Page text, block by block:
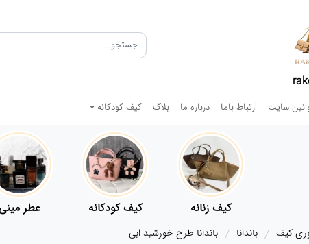
سایت ارتباط باما درباره ما بلاگ کیف کودکانه
کیف زنانه کیف کودکانه عطر
کیف باندانا
باندانا طرح خورشید ابی